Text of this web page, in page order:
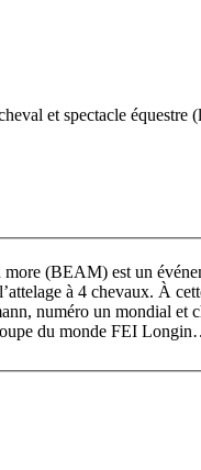
et spectacle
more (BEAM) est un
à 4 chevaux. À
numéro un mondial et
du monde FEI